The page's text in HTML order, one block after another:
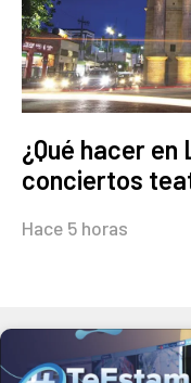
¿Qué hacer
conciertos
Hace 5 horas